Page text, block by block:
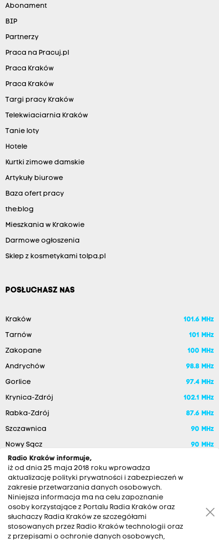
Abonament
BIP
Partnerzy
Praca na Pracuj.pl
Praca Kraków
Praca Kraków
Targi pracy Kraków
Telekwiaciarnia Kraków
Tanie loty
Hotele
Kurtki zimowe damskie
Artykuły biurowe
Baza ofert pracy
the:blog
Mieszkania w Krakowie
Darmowe ogłoszenia
Sklep z kosmetykami tolpa.pl
POSŁUCHASZ NAS
Kraków 101.6 MHz
Tarnów 101 MHz
Zakopane 100 MHz
Andrychów 98.8 MHz
Gorlice 97.4 MHz
Krynica-Zdrój 102.1 MHz
Rabka-Zdrój 87.6 MHz
Szczawnica 90 MHz
Nowy Sącz 90 MHz
RADIO KRAKÓW SA. Aleja Juliusza Słowackiego 22, 30-007
Radio Kraków informuje,
iż od dnia 25 maja 2018 roku wprowadza
aktualizację polityki prywatności i zabezpieczeń w
zakresie przetwarzania danych osobowych.
Niniejsza informacja ma na celu zapoznanie
osoby korzystające z Portalu Radia Kraków oraz
słuchaczy Radia Kraków ze szczegółami
stosowanych przez Radio Kraków technologii oraz
z przepisami o ochronie danych osobowych,